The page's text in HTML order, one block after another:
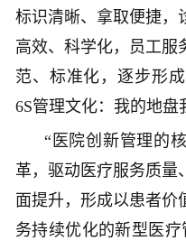
标识清晰、拿取便捷，
高效、科学化，员工服
范、标准化，逐步形
6S管理文化：我的地盘
“医院创新管理的
革，驱动医疗服务质量
面提升，形成以患者价
务持续优化的新型医